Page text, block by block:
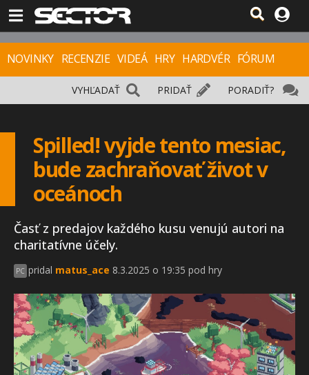
NOVINKY RECENZIE VIDEÁ HRY HARDVÉR FÓRUM
PORADIŤ?
PRIDAŤ
VYHĽADAŤ
Spilled! vyjde tento mesiac,
bude zachraňovať život v
oceánoch
Časť z predajov každého kusu venujú autori na
charitatívne účely.
PC pridal matus_ace 8.3.2025 o 19:35 pod hry